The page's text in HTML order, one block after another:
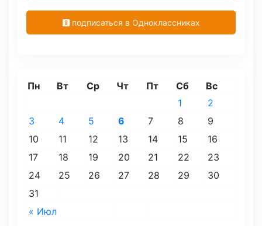
подписаться в Одноклассниках
Пн Вт Ср Чт Пт Сб Вс
« Июл
1
2
3
4 5 6 7 8
9
10
11 12 13 14 15
16
17
18 19 20 21 22
23
24
25 26 27 28 29
30
31